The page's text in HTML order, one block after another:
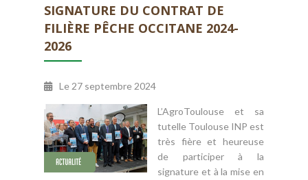
SIGNATURE DU CONTRAT DE
FILIÈRE PÊCHE OCCITANE 2024-
2026
Le 27 septembre 2024
L’AgroToulouse et sa
tutelle Toulouse INP est
très fière et heureuse
de participer à la
signature et à la mise en